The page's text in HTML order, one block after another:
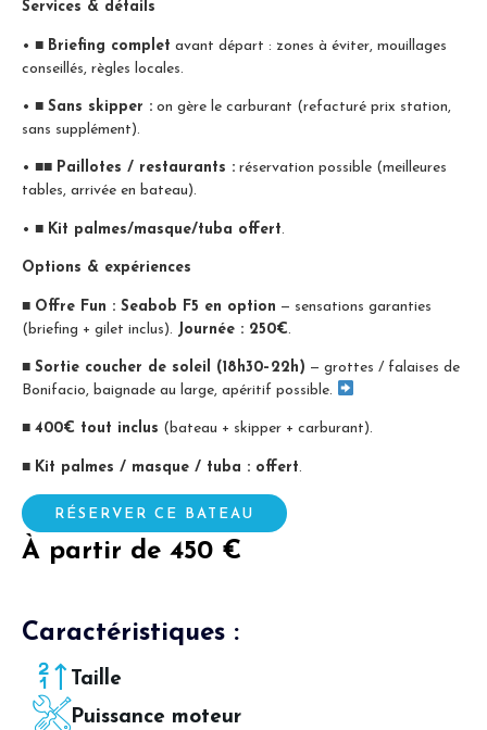
Services & détails
• ■ Briefing complet avant départ : zones à éviter, mouillages
conseillés, règles locales.
• ■ Sans skipper : on gère le carburant (refacturé prix station,
sans supplément).
• ■■ Paillotes / restaurants : réservation possible (meilleures
tables, arrivée en bateau).
• ■ Kit palmes/masque/tuba offert.
Options & expériences
■ Offre Fun : Seabob F5 en option — sensations garanties
(briefing + gilet inclus). Journée : 250€.
■ Sortie coucher de soleil (18h30–22h) — grottes / falaises de
Bonifacio, baignade au large, apéritif possible.
■ 400€ tout inclus (bateau + skipper + carburant).
■ Kit palmes / masque / tuba : offert.
RÉSERVER CE BATEAU
À partir de 450 €
Caractéristiques :
Taille
Puissance moteur